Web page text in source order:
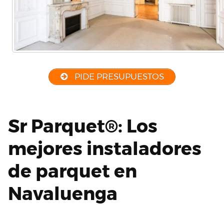
PIDE PRESUPUESTOS
Sr Parquet®: Los
mejores instaladores
de parquet en
Navaluenga